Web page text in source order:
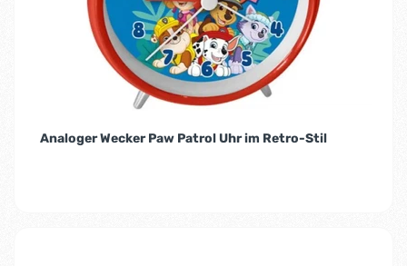
Analoger Wecker Paw Patrol Uhr im Retro-Stil